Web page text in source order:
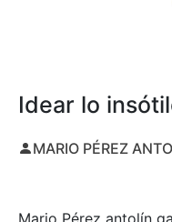
Idear lo
MARIO PÉREZ